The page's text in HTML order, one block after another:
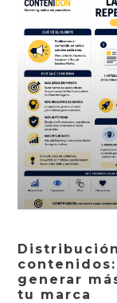
generar
tu marca